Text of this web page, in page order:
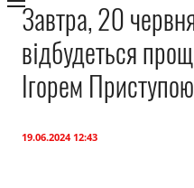
Навігація
сайту
Завтра, 20
відбудеться
Ігорем Приступою
19.06.2024 12:43